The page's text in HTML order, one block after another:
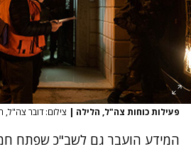
פעילות כוחות צה"ל, הלילה | צילום: דובר צה"ל,
המידע הועבר גם לשב"כ שפתח